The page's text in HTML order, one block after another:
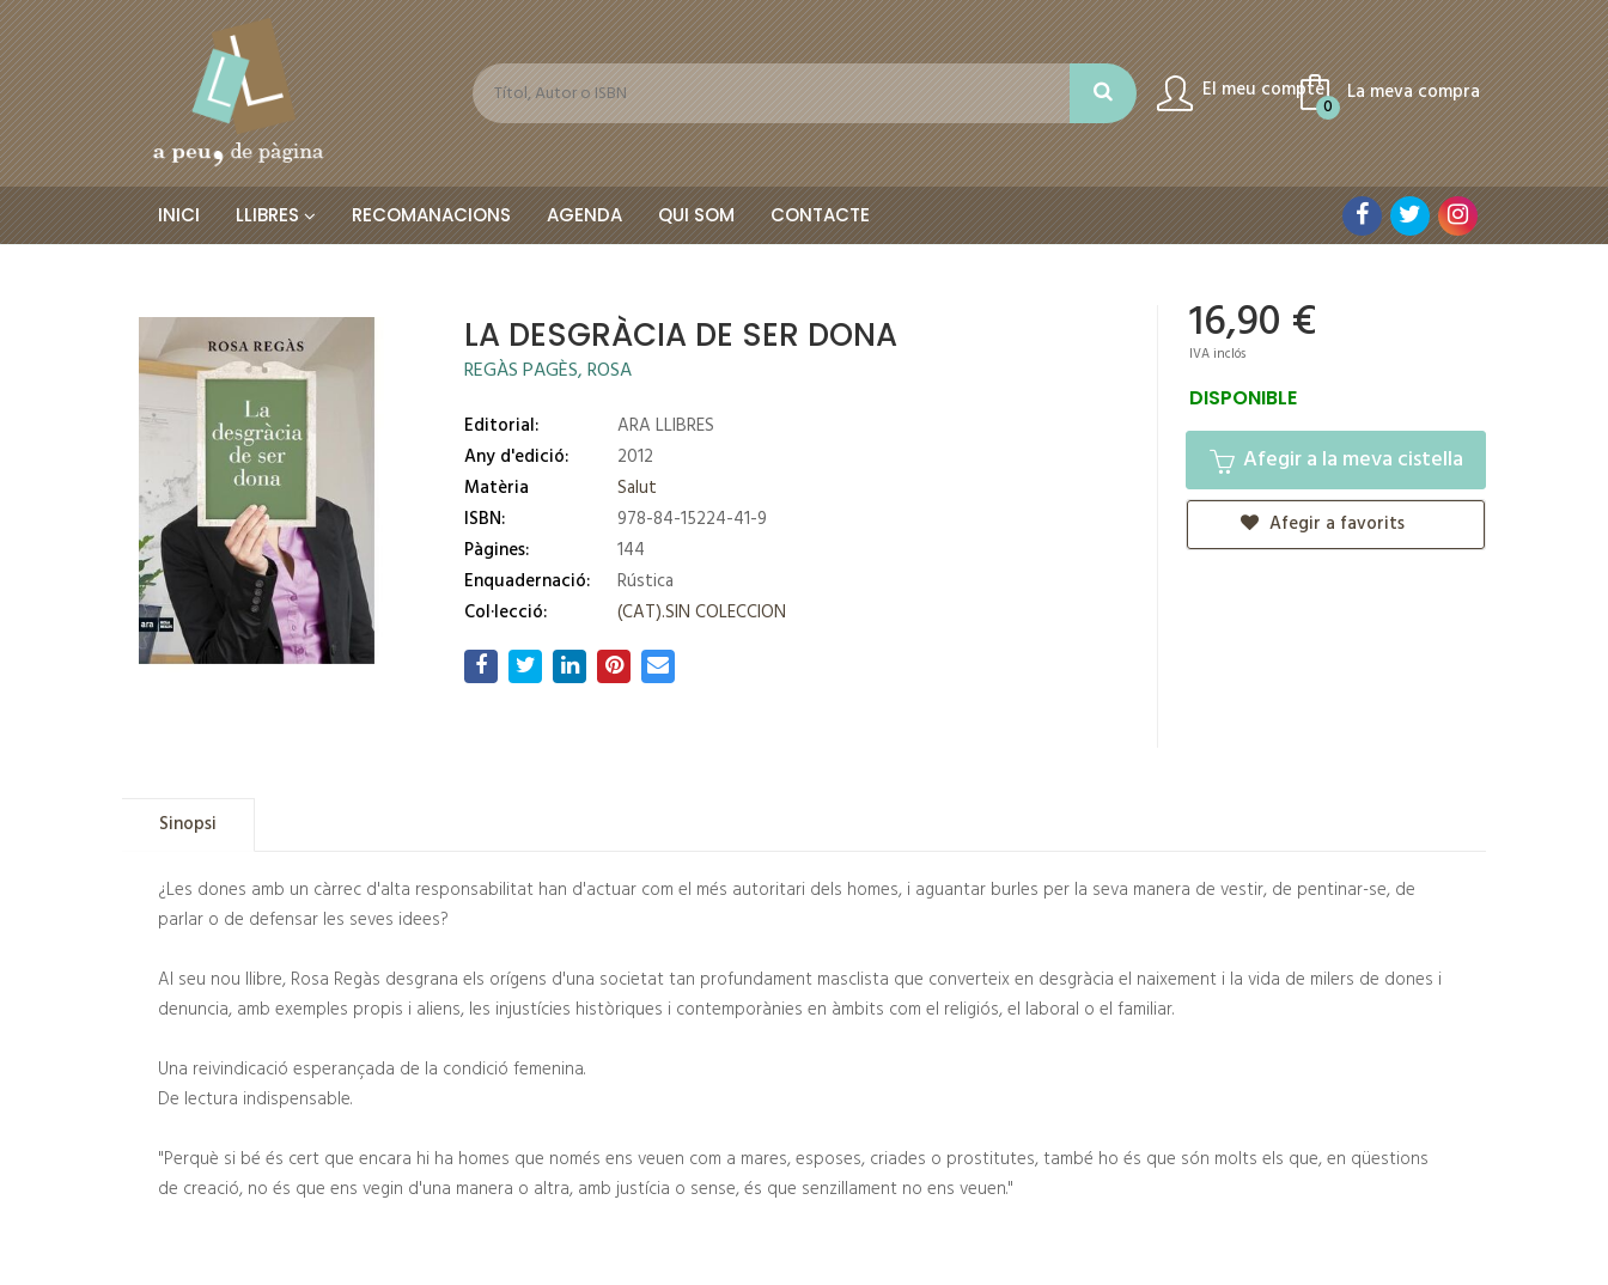
El meu compte La meva compra
0
INICI LLIBRES RECOMANACIONS AGENDA QUI SOM CONTACTE
LA DESGRÀCIA DE SER DONA
REGÀS PAGÈS, ROSA
Editorial:
ARA LLIBRES
Any d'edició:
2012
Matèria
Salut
ISBN:
978-84-15224-41-9
Pàgines:
144
Enquadernació:
Rústica
Col·lecció:
(CAT).SIN COLECCION
16,90 €
IVA inclós
DISPONIBLE
Afegir a la meva cistella
Afegir a favorits
Sinopsi
¿Les dones amb un càrrec d'alta responsabilitat han d'actuar com el més autoritari dels homes, i aguantar burles per la seva manera de vestir, de pentinar-se, de
parlar o de defensar les seves idees?
Al seu nou llibre, Rosa Regàs desgrana els orígens d'una societat tan profundament masclista que converteix en desgràcia el naixement i la vida de milers de dones i
denuncia, amb exemples propis i aliens, les injustícies històriques i contemporànies en àmbits com el religiós, el laboral o el familiar.
Una reivindicació esperançada de la condició femenina.
De lectura indispensable.
"Perquè si bé és cert que encara hi ha homes que només ens veuen com a mares, esposes, criades o prostitutes, també ho és que són molts els que, en qüestions
de creació, no és que ens vegin d'una manera o altra, amb justícia o sense, és que senzillament no ens veuen."